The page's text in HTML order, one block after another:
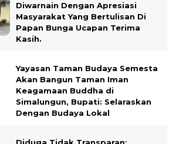
Diwarnain Dengan Apresiasi
Masyarakat Yang Bertulisan Di
Papan Bunga Ucapan Terima
Kasih.
Yayasan Taman Budaya Semesta
Akan Bangun Taman Iman
Keagamaan Buddha di
Simalungun, Bupati: Selaraskan
Dengan Budaya Lokal